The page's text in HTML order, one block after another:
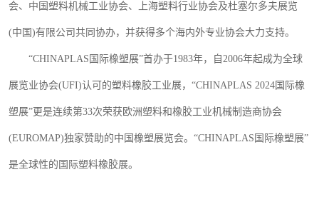
会、中国塑料机械工业协会、上海塑料行业协会及杜塞尔多夫展览
(中国 )有限公司共同协办，并获得多个海内外专业协会大力支持。
“CHINAPLAS 国际橡塑展”首办于1983年，自 2006年起成为全球
展览业协会(UFI)认可的塑料橡胶工业展，“CHINAPLAS 2024 国际橡
塑展”更是连续第33次荣获欧洲塑料和橡胶工业机械制造商协会
(EUROMAP)独家赞助的中国橡塑展览会。“CHINAPLAS 国际橡塑展”
是全球性的国际塑料橡胶展。